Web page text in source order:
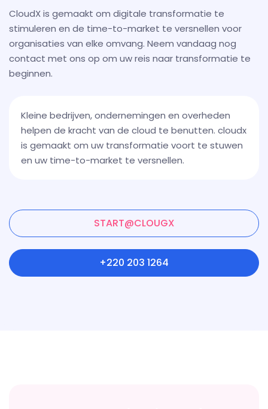
CloudX is gemaakt om digitale transformatie te
stimuleren en de time-to-market te versnellen voor
organisaties van elke omvang. Neem vandaag nog
contact met ons op om uw reis naar transformatie te
beginnen.
Kleine bedrijven, ondernemingen en overheden
helpen de kracht van de cloud te benutten. cloudx
is gemaakt om uw transformatie voort te stuwen
en uw time-to-market te versnellen.
START@CLOUGX
+220 203 1264